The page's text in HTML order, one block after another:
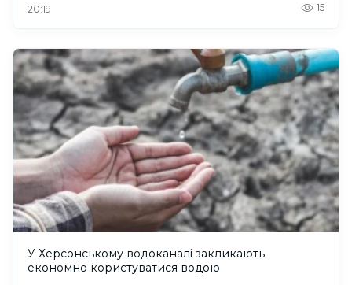
20:19 15
У Херсонському водоканалі закликають
економно користуватися водою